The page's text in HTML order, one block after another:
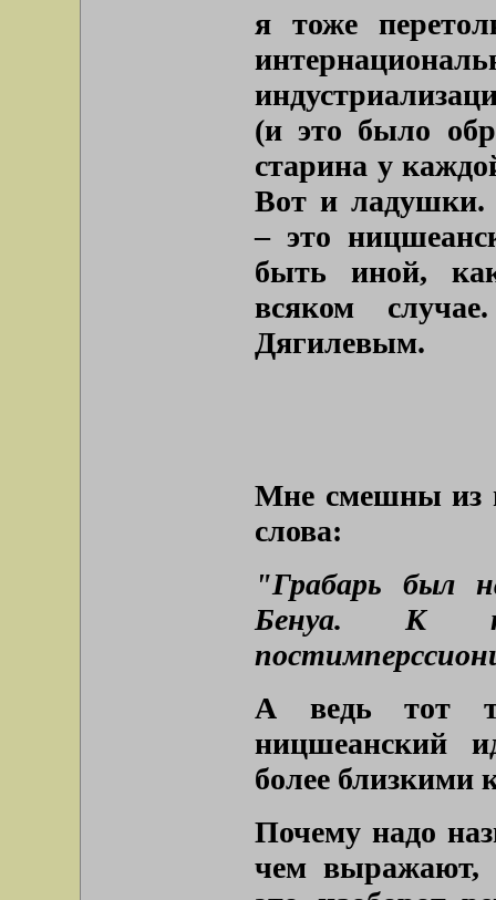
я тоже
(и это было
старина у
Вот и ладушки.
– это
быть иной,
всяком
Дягилевым.
Мне смешны из
слова:
"Грабарь был
Бенуа. К
А ведь тот
ницшеанский
более близкими
Почему надо
чем выражают,